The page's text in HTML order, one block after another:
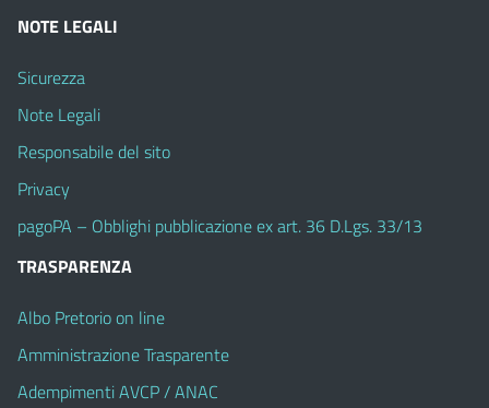
NOTE LEGALI
Sicurezza
Note Legali
Responsabile del sito
Privacy
pagoPA – Obblighi pubblicazione ex art. 36 D.Lgs. 33/13
TRASPARENZA
Albo Pretorio on line
Amministrazione Trasparente
Adempimenti AVCP / ANAC